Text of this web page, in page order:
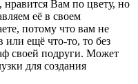
Вам по цвету, но
её в своем
потому что вам не
или ещё что-то, то без
своей подруги. Может
для создания